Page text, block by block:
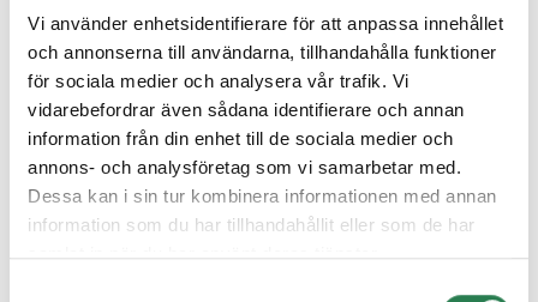
Vi använder enhetsidentifierare för att anpassa innehållet
och annonserna till användarna, tillhandahålla funktioner
för sociala medier och analysera vår trafik. Vi
vidarebefordrar även sådana identifierare och annan
information från din enhet till de sociala medier och
annons- och analysföretag som vi samarbetar med.
Dessa kan i sin tur kombinera informationen med annan
information som du har tillhandahållit eller som de har
samlat in när du har använt deras tjänster.
Nej. Vafabmiljö ansvarar för de större deponierna.
Sänkmossen i Fagersta, Isätra i Sala, Annelund i
Enköping, Vätterskoga i Skinnskatteberg, Norsa i
Köping och Gryta i Västerås. Därutöver finns det
många nedlagda deponier som kommunerna själva har
ansvar för. Vissa av dessa är klassade som riskklass 1
och 2 i MIFO-klassificering och dessa deponier ska
åtgärdas först.